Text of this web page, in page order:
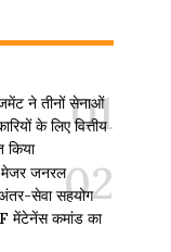
ने तीनों सेनाओं
के लिए वित्तीय
मेजर जनरल
सेवा सहयोग
मेंटेनेंस कमांड का